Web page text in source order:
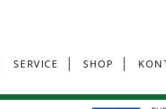
SERVICE SHOP